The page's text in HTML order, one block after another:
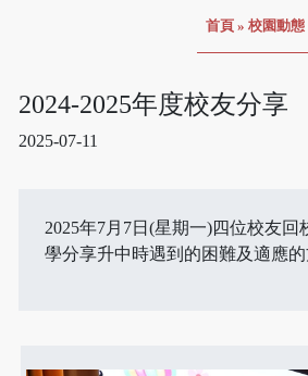
首頁 » 校園動態
2024-2025年度校友分享
2025-07-11
2025年7月7日(星期一)四位校友回
學分享升中時遇到的困難及適應的